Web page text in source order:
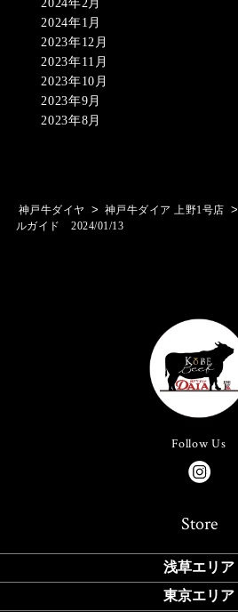
2024年2月
2024年1月
2023年12月
2023年11月
2023年10月
2023年9月
2023年8月
神戸牛ダイヤ > 神戸牛ダイア 上野1号店 >
ルガイド 2024/01/13
Follow Us
Store
浅草エリア
東京エリア